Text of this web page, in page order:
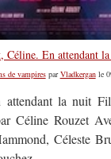
Céline. En attendant
de vampiresparVladkerganle
attendant la nuit
Céline Rouzet
Céleste